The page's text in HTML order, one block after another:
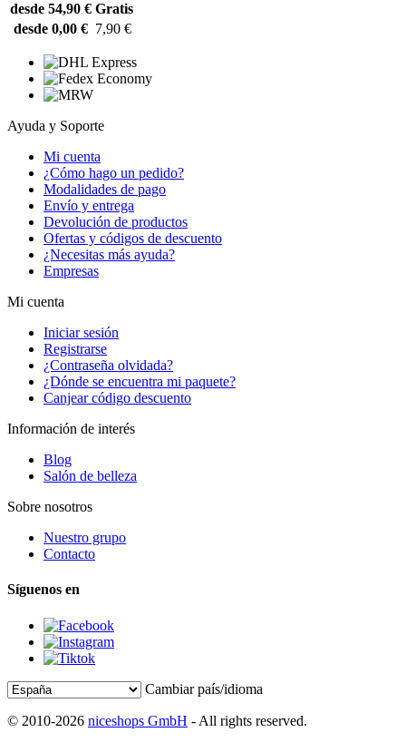
desde 54,90 € Gratis
desde 0,00 € 7,90 €
Ayuda y Soporte
Mi cuenta
¿Cómo hago un pedido?
Modalidades de pago
Envío y entrega
Devolución de productos
Ofertas y códigos de descuento
¿Necesitas más ayuda?
Empresas
Mi cuenta
Iniciar sesión
Registrarse
¿Contraseña olvidada?
¿Dónde se encuentra mi paquete?
Canjear código descuento
Información de interés
Blog
Salón de belleza
Sobre nosotros
Nuestro grupo
Contacto
Síguenos en
Cambiar país/idioma
© 2010-2026 niceshops GmbH - All rights reserved.